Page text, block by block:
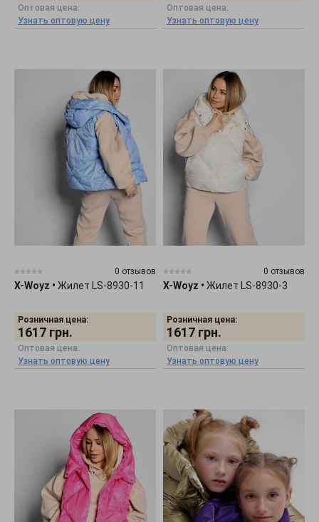
Оптовая цена:
Узнать оптовую цену
Оптовая цена:
Узнать оптовую цену
0 отзывов
X-Woyz • Жилет LS-8930-11
Розничная цена:
1617 грн.
Оптовая цена:
Узнать оптовую цену
0 отзывов
X-Woyz • Жилет LS-8930-3
Розничная цена:
1617 грн.
Оптовая цена:
Узнать оптовую цену